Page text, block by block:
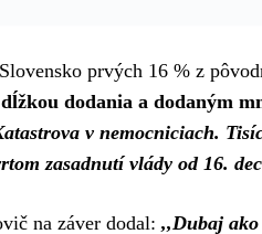
prvých 16 % z
dodania a dodaným
v nemocniciach.
zasadnutí vlády od 16.
na záver dodal: ,,Dubaj